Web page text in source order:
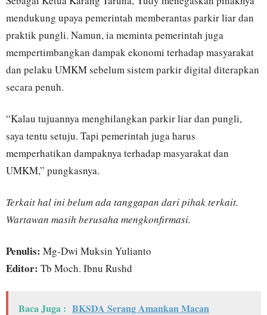
mendukung upaya pemerintah memberantas parkir liar dan
praktik pungli. Namun, ia meminta pemerintah juga
mempertimbangkan dampak ekonomi terhadap masyarakat
dan pelaku UMKM sebelum sistem parkir digital diterapkan
secara penuh.
“Kalau tujuannya menghilangkan parkir liar dan pungli,
saya tentu setuju. Tapi pemerintah juga harus
memperhatikan dampaknya terhadap masyarakat dan
UMKM,” pungkasnya.
Terkait hal ini belum ada tanggapan dari pihak terkait.
Wartawan masih berusaha mengkonfirmasi.
Penulis: Mg-Dwi Muksin Yulianto
Editor: Tb Moch. Ibnu Rushd
Baca Juga : BKSDA Serang Amankan Macan